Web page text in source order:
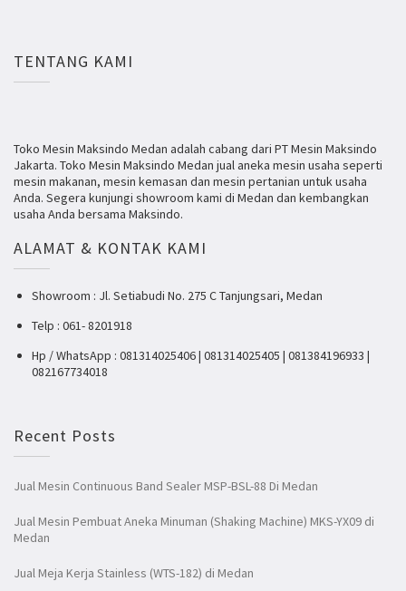
TENTANG KAMI
Toko Mesin Maksindo Medan adalah cabang dari PT Mesin Maksindo
Jakarta. Toko Mesin Maksindo Medan jual aneka mesin usaha seperti
mesin makanan, mesin kemasan dan mesin pertanian untuk usaha
Anda. Segera kunjungi showroom kami di Medan dan kembangkan
usaha Anda bersama Maksindo.
ALAMAT & KONTAK KAMI
Showroom : Jl. Setiabudi No. 275 C Tanjungsari, Medan
Telp : 061- 8201918
Hp / WhatsApp : 081314025406 | 081314025405 | 081384196933 |
082167734018
Recent Posts
Jual Mesin Continuous Band Sealer MSP-BSL-88 Di Medan
Jual Mesin Pembuat Aneka Minuman (Shaking Machine) MKS-YX09 di
Medan
Jual Meja Kerja Stainless (WTS-182) di Medan